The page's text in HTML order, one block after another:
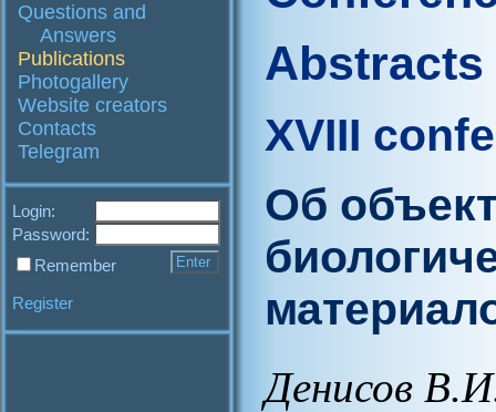
Questions and
Answers
Publications
Photogallery
Website creators
Contacts
Telegram
Login:
Password:
Remember
Register
Abstracts
XVIII
Об
Денисов